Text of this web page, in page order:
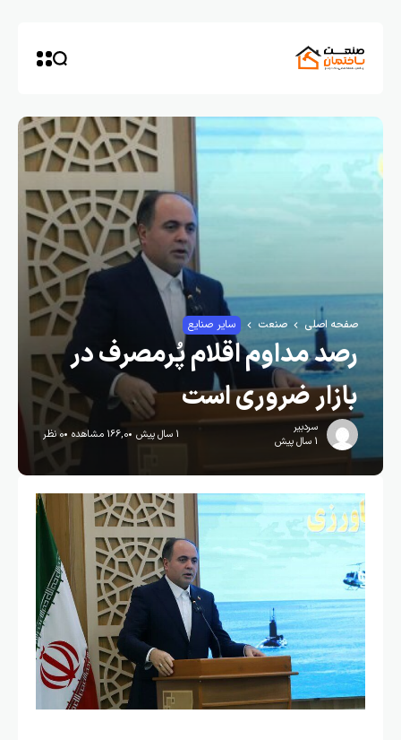
صفحه اصلی صنعت سایر صنایع
رصد مداوم اقلام ‌پُرمصرف در
بازار ضروری است
سردبیر
1 سال پیش
1 سال پیش 166,0 مشاهده 0 نظر